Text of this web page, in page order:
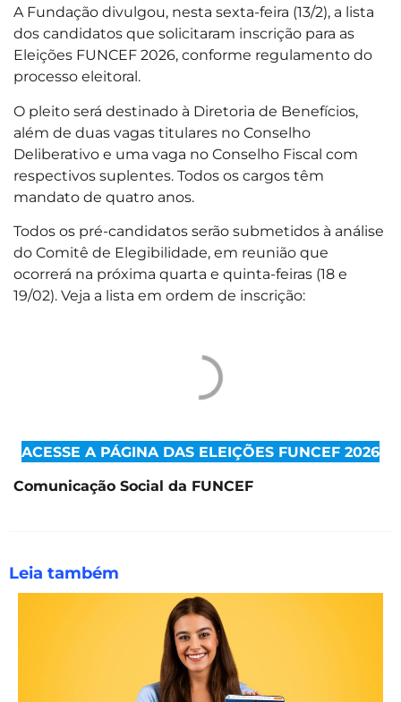
A Fundação divulgou, nesta sexta-feira (13/2), a lista
dos candidatos que solicitaram inscrição para as
Eleições FUNCEF 2026, conforme regulamento do
processo eleitoral.
O pleito será destinado à Diretoria de Benefícios,
além de duas vagas titulares no Conselho
Deliberativo e uma vaga no Conselho Fiscal com
respectivos suplentes. Todos os cargos têm
mandato de quatro anos.
Todos os pré-candidatos serão submetidos à análise
do Comitê de Elegibilidade, em reunião que
ocorrerá na próxima quarta e quinta-feiras (18 e
19/02). Veja a lista em ordem de inscrição:
ACESSE A PÁGINA DAS ELEIÇÕES FUNCEF 2026
Comunicação Social da FUNCEF
Leia também